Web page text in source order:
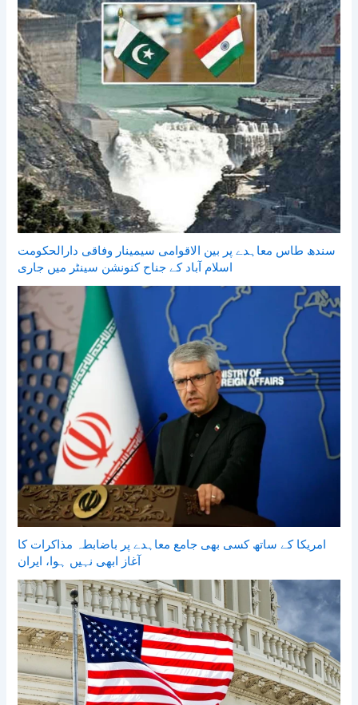
سندھ طاس معاہدے پر بین الاقوامی سیمینار وفاقی دارالحکومت
اسلام آباد کے جناح کنونشن سینٹر میں جاری
امریکا کے ساتھ کسی بھی جامع معاہدے پر باضابطہ مذاکرات کا
آغاز ابھی نہیں ہوا، ایران